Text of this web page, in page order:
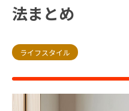
法まとめ
ライフスタイル